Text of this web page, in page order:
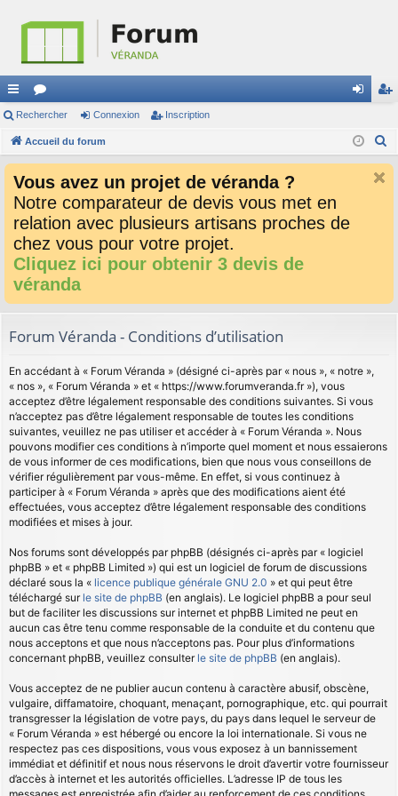
ac
co
ci
or
u
s
ne cri
Rechercher Connexion Inscription
Accueil du forum
r
Vous avez un projet de véranda ?
Notre comparateur de devis vous met en
relation avec plusieurs artisans proches de
chez vous pour votre projet.
Cliquez ici pour obtenir 3 devis de
véranda
Forum Véranda - Conditions d’utilisation
En accédant à « Forum Véranda » (désigné ci-après par « nous », « notre »,
« nos », « Forum Véranda » et « https://www.forumveranda.fr »), vous
acceptez d’être légalement responsable des conditions suivantes. Si vous
n’acceptez pas d’être légalement responsable de toutes les conditions
suivantes, veuillez ne pas utiliser et accéder à « Forum Véranda ». Nous
pouvons modifier ces conditions à n’importe quel moment et nous essaierons
de vous informer de ces modifications, bien que nous vous conseillons de
vérifier régulièrement par vous-même. En effet, si vous continuez à
participer à « Forum Véranda » après que des modifications aient été
effectuées, vous acceptez d’être légalement responsable des conditions
modifiées et mises à jour.
Nos forums sont développés par phpBB (désignés ci-après par « logiciel
phpBB » et « phpBB Limited ») qui est un logiciel de forum de discussions
déclaré sous la « licence publique générale GNU 2.0 » et qui peut être
téléchargé sur le site de phpBB (en anglais). Le logiciel phpBB a pour seul
but de faciliter les discussions sur internet et phpBB Limited ne peut en
aucun cas être tenu comme responsable de la conduite et du contenu que
nous acceptons et que nous n’acceptons pas. Pour plus d’informations
concernant phpBB, veuillez consulter le site de phpBB (en anglais).
Vous acceptez de ne publier aucun contenu à caractère abusif, obscène,
vulgaire, diffamatoire, choquant, menaçant, pornographique, etc. qui pourrait
transgresser la législation de votre pays, du pays dans lequel le serveur de
« Forum Véranda » est hébergé ou encore la loi internationale. Si vous ne
respectez pas ces dispositions, vous vous exposez à un bannissement
immédiat et définitif et nous nous réservons le droit d’avertir votre fournisseur
d’accès à internet et les autorités officielles. L’adresse IP de tous les
messages est enregistrée afin d’aider au renforcement de ces conditions.